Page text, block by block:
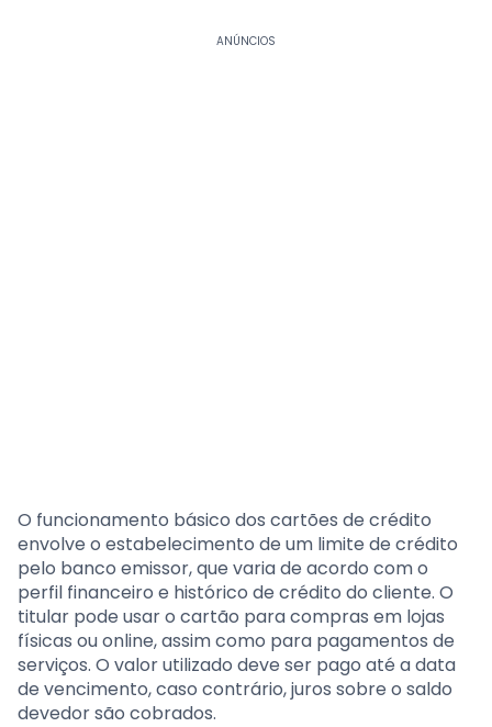
ANÚNCIOS
O funcionamento básico dos cartões de crédito
envolve o estabelecimento de um limite de crédito
pelo banco emissor, que varia de acordo com o
perfil financeiro e histórico de crédito do cliente. O
titular pode usar o cartão para compras em lojas
físicas ou online, assim como para pagamentos de
serviços. O valor utilizado deve ser pago até a data
de vencimento, caso contrário, juros sobre o saldo
devedor são cobrados.